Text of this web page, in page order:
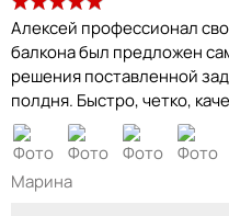
Алексей профессионал
балкона был предложен
решения поставленной
полдня. Быстро, четко,
Марина